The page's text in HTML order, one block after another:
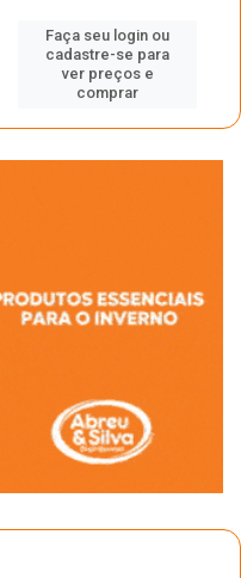
Faça seu login ou
cadastre-se para
ver preços e
comprar